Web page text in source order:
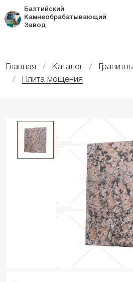
Балтийский
Камнеобрабатывающий
Завод
Главная Каталог
Плита мощения